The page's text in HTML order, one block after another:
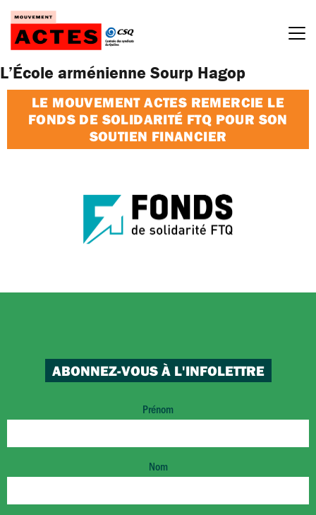
Passer
contenu
L’École arménienne Sourp Hagop
LE MOUVEMENT ACTES REMERCIE LE
FONDS DE SOLIDARITÉ FTQ POUR SON
SOUTIEN FINANCIER
ABONNEZ-VOUS À L'INFOLETTRE
Prénom
Nom